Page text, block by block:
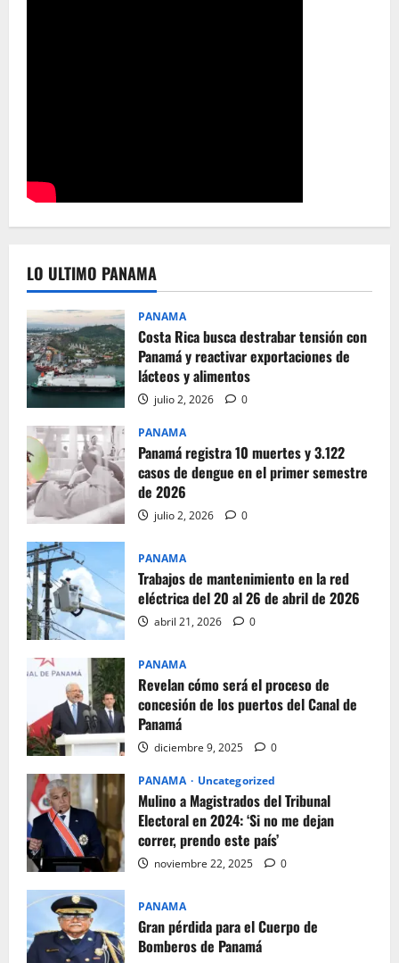
LO ULTIMO PANAMA
PANAMA
Costa Rica busca destrabar tensión con
Panamá y reactivar exportaciones de
lácteos y alimentos
julio 2, 2026 0
PANAMA
Panamá registra 10 muertes y 3.122
casos de dengue en el primer semestre
de 2026
julio 2, 2026 0
PANAMA
Trabajos de mantenimiento en la red
eléctrica del 20 al 26 de abril de 2026
abril 21, 2026 0
PANAMA
Revelan cómo será el proceso de
concesión de los puertos del Canal de
Panamá
diciembre 9, 2025 0
PANAMA Uncategorized
Mulino a Magistrados del Tribunal
Electoral en 2024: ‘Si no me dejan
correr, prendo este país’
noviembre 22, 2025 0
PANAMA
Gran pérdida para el Cuerpo de
Bomberos de Panamá